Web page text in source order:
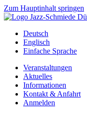
Zum Hauptinhalt springen
Deutsch
Englisch
Einfache Sprache
Veranstaltungen
Aktuelles
Informationen
Kontakt & Anfahrt
Anmelden